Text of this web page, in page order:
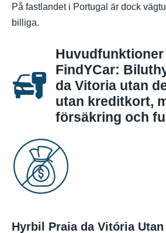
På fastlandet i Portugal är dock
billiga.
Huvudfunktioner
FindYCar:
da Vitoria utan
utan kreditkort,
försäkring och
Hyrbil Praia da Vitória